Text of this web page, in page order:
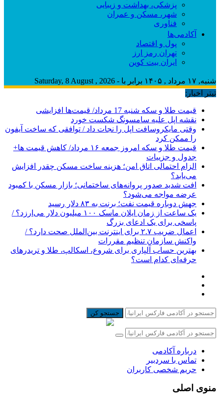
پزشکی، بهداشت و زیبایی
شهر، مسکن و عمران
فناوری
آکادمی‌ها
پول و اقتصاد
تهران رمز ارز
ایران بیت کوین
شنبه, ۱۷ مرداد , ۱۴۰۵ برابر با - Saturday, 8 August , 2026
تیتر اخبار:
قیمت طلا و سکه شنبه 17 مرداد/ قیمت‌ها افزایشی
نقشه اپل علیه سامسونگ شکست خورد
وقتی مایکروسافت اپل را نجات داد / توافقی که ساخت آیفون
را ممکن کرد
قیمت طلا و سکه امروز جمعه ۱۶ مرداد/ کاهش قیمت ها+
جدول و جزییات
الزام احتمالی اتاق امن؛ هزینه ساخت مسکن چقدر افزایش
می‌یابد؟
افت شدید صدور پروانه‌های ساختمانی؛ بازار مسکن با کمبود
عرضه مواجه می‌شود؟
جهش دوباره قیمت نفت؛ برنت به ۸۳ دلار رسید
یک ساعت از زمان ایلان ماسک ۱۰۰ میلیون دلار می‌ارزد؟ /
پاسخی برای یک ادعای بزرگ
اعمال ضریب ۲.۷ برای اینترنت بین‌الملل صحت دارد؟ /
واکنش سازمان تنظیم مقررات
بهترین حساب آلپاری برای شروع، اسکالپ، طلا و تریدرهای
حرفه‌ای کدام است؟
جستجو کن
درباره آکادمی
تماس با سردبیر
حریم شخصی کاربران
منوی اصلی